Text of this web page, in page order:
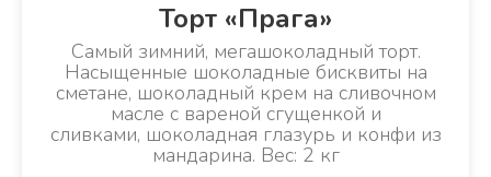
Торт «Прага»
Самый зимний, мегашоколадный торт.
Насыщенные шоколадные бисквиты на
сметане, шоколадный крем на сливочном
масле с вареной сгущенкой и
сливками, шоколадная глазурь и конфи из
мандарина. Вес: 2 кг